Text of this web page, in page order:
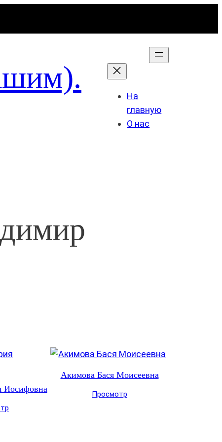
На
главную
О нас
Иосифовна
Акимова Бася Моисеевна
Просмотр